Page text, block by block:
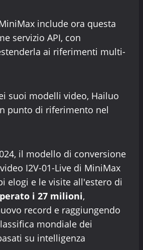
include ora questa
servizio API, con
ai riferimenti multi-
suoi modelli video, Hailuo
punto di riferimento nel
il modello di conversione
I2V-01-Live di MiniMax
elogi e le visite all'estero di
i 27 milioni,
record e raggiungendo
mondiale dei
su intelligenza